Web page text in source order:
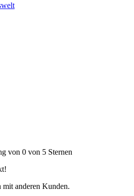
von 0 von 5 Sternen
anderen Kunden.